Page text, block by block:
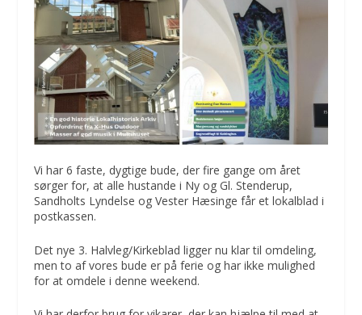
Vi har 6 faste, dygtige bude, der fire gange om året
sørger for, at alle hustande i Ny og Gl. Stenderup,
Sandholts Lyndelse og Vester Hæsinge får et lokalblad i
postkassen.
Det nye 3. Halvleg/Kirkeblad ligger nu klar til omdeling,
men to af vores bude er på ferie og har ikke mulighed
for at omdele i denne weekend.